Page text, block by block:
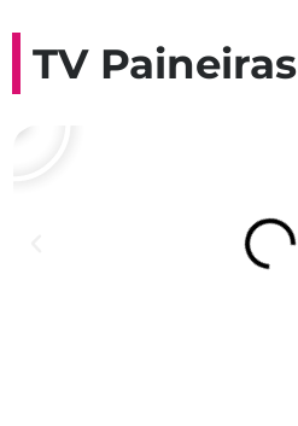
TV Paineiras